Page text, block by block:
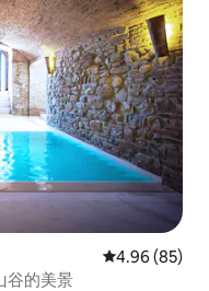
平均评分 4.96
4.96 (85)
谷的美景